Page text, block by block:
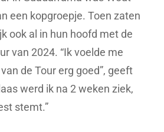
een kopgroepje. Toen zaten
ook al in hun hoofd met de
van 2024. “Ik voelde me
de Tour erg goed”, geeft
werd ik na 2 weken ziek,
stemt.”